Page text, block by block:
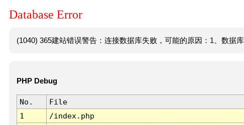
Database Error
(1040) 365建站错误警告：连接数据库失败，可能的原因：1、数据
PHP Debug
No. File
1
/index.php